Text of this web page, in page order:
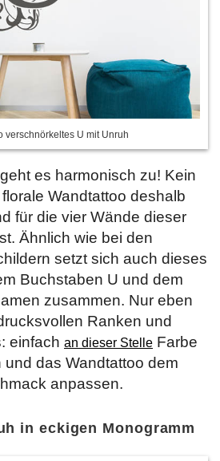
verschnörkeltes U mit Unruh
es harmonisch zu! Kein
Wandtattoo deshalb
für die vier Wände dieser
Ähnlich wie bei den
setzt sich auch dieses
Buchstaben U und dem
zusammen. Nur eben
Ranken und
einfach an dieser Stelle Farbe
das Wandtattoo dem
anpassen.
in eckigen Monogramm